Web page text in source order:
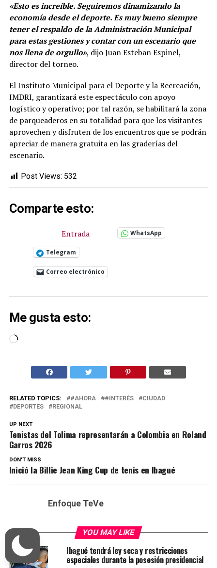
«Esto es increíble. Seguiremos dinamizando la
economía desde el deporte. Es muy bueno siempre
tener el respaldo de la Administración Municipal
para estas gestiones y contar con un escenario que
nos llena de orgullo», dijo Juan Esteban Espinel,
director del torneo.
El Instituto Municipal para el Deporte y la Recreación,
IMDRI, garantizará este espectáculo con apoyo
logístico y operativo; por tal razón, se habilitará la zona
de parqueaderos en su totalidad para que los visitantes
aprovechen y disfruten de los encuentros que se podrán
apreciar de manera gratuita en las graderías del
escenario.
Post Views: 532
Comparte esto:
Entrada WhatsApp
Telegram
Correo electrónico
Me gusta esto:
Cargando...
RELATED TOPICS: #AHORA #INTERÉS
CIUDAD
DEPORTES
REGIONAL
UP NEXT
Tenistas del Tolima representarán a Colombia en Roland
Garros 2026
DON'T MISS
Inició la Billie Jean King Cup de tenis en Ibagué
Enfoque TeVe
YOU MAY LIKE
Ibagué tendrá ley seca y restricciones
especiales durante la posesión presidencial